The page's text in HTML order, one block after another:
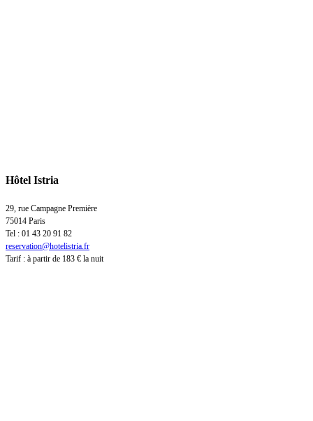
Hôtel Istria
29, rue Campagne Première
75014 Paris
Tel : 01 43 20 91 82
reservation@hotelistria.fr
Tarif : à partir de 183 € la nuit